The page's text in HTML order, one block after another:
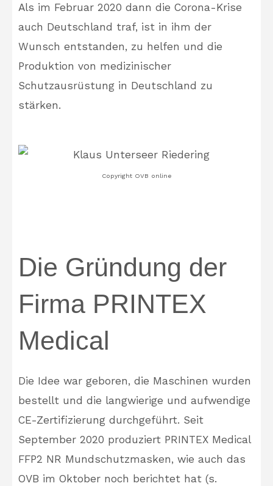
Als im Februar 2020 dann die Corona-Krise
auch Deutschland traf, ist in ihm der
Wunsch entstanden, zu helfen und die
Produktion von medizinischer
Schutzausrüstung in Deutschland zu
stärken.
Copyright OVB online
Die Gründung der
Firma PRINTEX
Medical
Die Idee war geboren, die Maschinen wurden
bestellt und die langwierige und aufwendige
CE-Zertifizierung durchgeführt. Seit
September 2020 produziert PRINTEX Medical
FFP2 NR Mundschutzmasken, wie auch das
OVB im Oktober noch berichtet hat (s.